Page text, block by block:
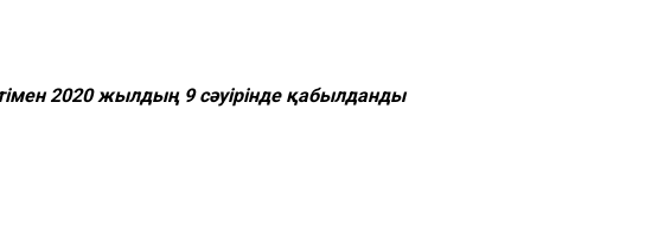
2020 жылдың 9 сәуірінде қабылданды